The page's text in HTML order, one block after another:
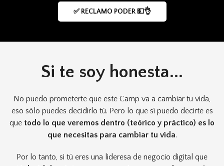
✅ RECLAMO PODER 💵👌
Si te soy honesta...
No puedo prometerte que este Camp va a cambiar tu vida,
eso sólo puedes decidirlo tú. Pero lo que sí puedo decirte es
que todo lo que veremos dentro (teórico y práctico) es lo
que necesitas para cambiar tu vida.
Por lo tanto, si tú eres una lideresa de negocio digital que